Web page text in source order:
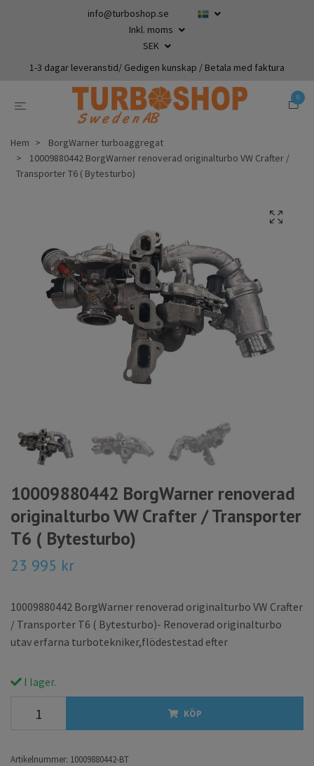
info@turboshop.se
Inkl. moms
SEK
1-3 dagar leveranstid/ Gedigen kunskap / Betala med faktura
0
Hem
BorgWarner turboaggregat
10009880442 BorgWarner renoverad originalturbo VW Crafter /
Transporter T6 ( Bytesturbo)
10009880442 BorgWarner renoverad
originalturbo VW Crafter / Transporter
T6 ( Bytesturbo)
23 995 kr
10009880442 BorgWarner renoverad originalturbo VW Crafter
/ Transporter T6 ( Bytesturbo)- Renoverad originalturbo
utav erfarna turbotekniker,flödestestad efter
I lager.
KÖP
Artikelnummer: 10009880442-BT